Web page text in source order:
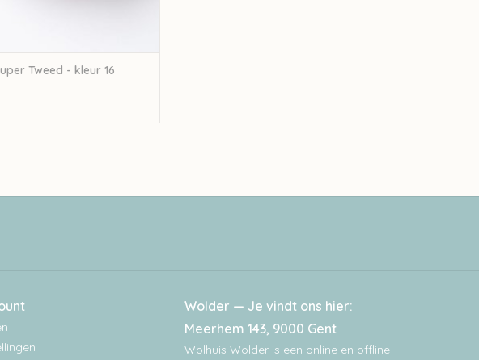
Tweed - kleur 16
Wolder — Je vindt ons hier:
Meerhem 143, 9000 Gent
Wolhuis Wolder is een online en offline